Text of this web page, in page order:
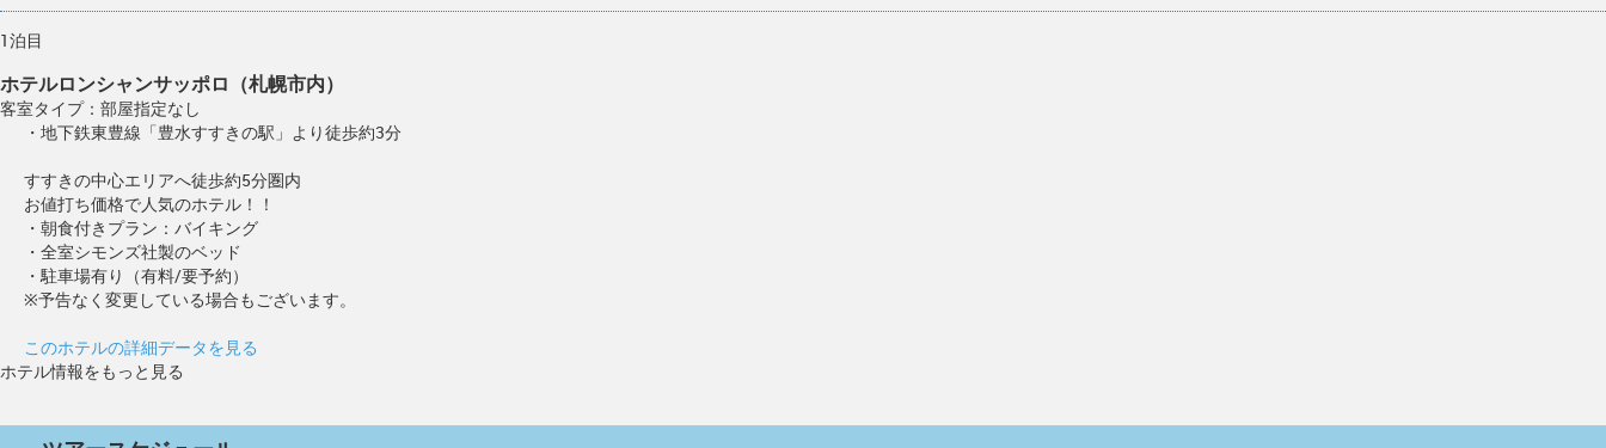
1泊目
ホテルロンシャンサッポロ（札幌市内）
客室タイプ：部屋指定なし
・地下鉄東豊線「豊水すすきの駅」より徒歩約3分
すすきの中心エリアへ徒歩約5分圏内
お値打ち価格で人気のホテル！！
・朝食付きプラン：バイキング
・全室シモンズ社製のベッド
・駐車場有り（有料/要予約）
※予告なく変更している場合もございます。
このホテルの詳細データを見る
ホテル情報をもっと見る